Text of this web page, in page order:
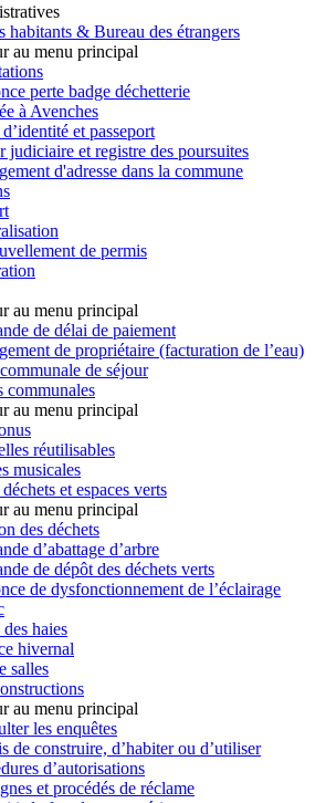
habitants & Bureau des étrangers
au menu principal
perte badge déchetterie
à Avenches
et passeport
judiciaire et registre des poursuites
d'adresse dans la commune
de permis
au menu principal
de délai de paiement
de propriétaire (facturation de l’eau)
de séjour
communales
au menu principal
réutilisables
musicales
et espaces verts
au menu principal
des déchets
d’abattage d’arbre
de dépôt des déchets verts
de dysfonctionnement de l’éclairage
haies
hivernal
salles
au menu principal
les enquêtes
de construire, d’habiter ou d’utiliser
d’autorisations
et procédés de réclame